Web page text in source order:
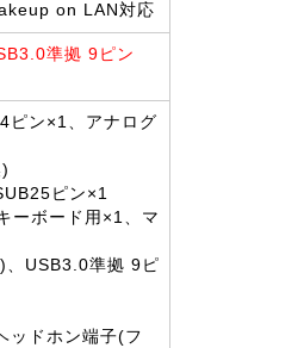
on LAN対応
準拠 9ピン
ピン×1、アナログ
ピン×1
ーボード用×1、マ
USB3.0準拠 9ピ
ッドホン端子(フ